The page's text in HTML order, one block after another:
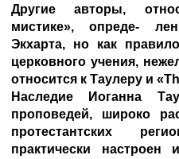
Другие авторы,
мистике», опреде-
Экхарта, но как
церковного учения,
относится к Таулеру и
Наследие Иоганна
проповедей, широко
протестантских
практически